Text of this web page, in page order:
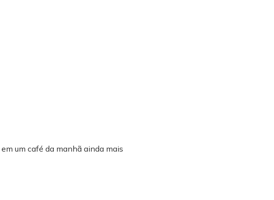
um café da manhã ainda mais